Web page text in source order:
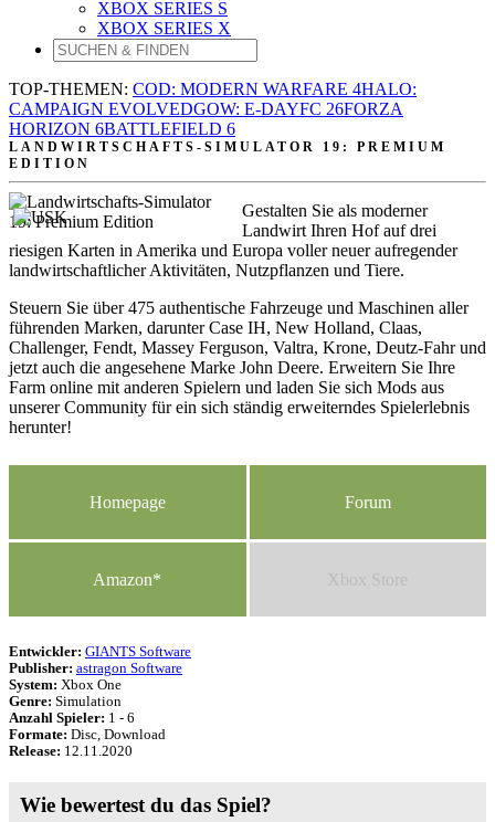
XBOX SERIES S
XBOX SERIES X
TOP-THEMEN: COD: MODERN WARFARE 4HALO:
CAMPAIGN EVOLVEDGOW: E-DAYFC 26FORZA
HORIZON 6BATTLEFIELD 6
LANDWIRTSCHAFTS-SIMULATOR 19: PREMIUM
EDITION
Gestalten Sie als moderner
Landwirt Ihren Hof auf drei
riesigen Karten in Amerika und Europa voller neuer aufregender
landwirtschaftlicher Aktivitäten, Nutzpflanzen und Tiere.
Steuern Sie über 475 authentische Fahrzeuge und Maschinen aller
führenden Marken, darunter Case IH, New Holland, Claas,
Challenger, Fendt, Massey Ferguson, Valtra, Krone, Deutz-Fahr und
jetzt auch die angesehene Marke John Deere. Erweitern Sie Ihre
Farm online mit anderen Spielern und laden Sie sich Mods aus
unserer Community für ein sich ständig erweiterndes Spielerlebnis
herunter!
Homepage Forum
Amazon* Xbox Store
Entwickler: GIANTS Software
Publisher: astragon Software
System: Xbox One
Genre: Simulation
Anzahl Spieler: 1 - 6
Formate: Disc, Download
Release: 12.11.2020
Wie bewertest du das Spiel?